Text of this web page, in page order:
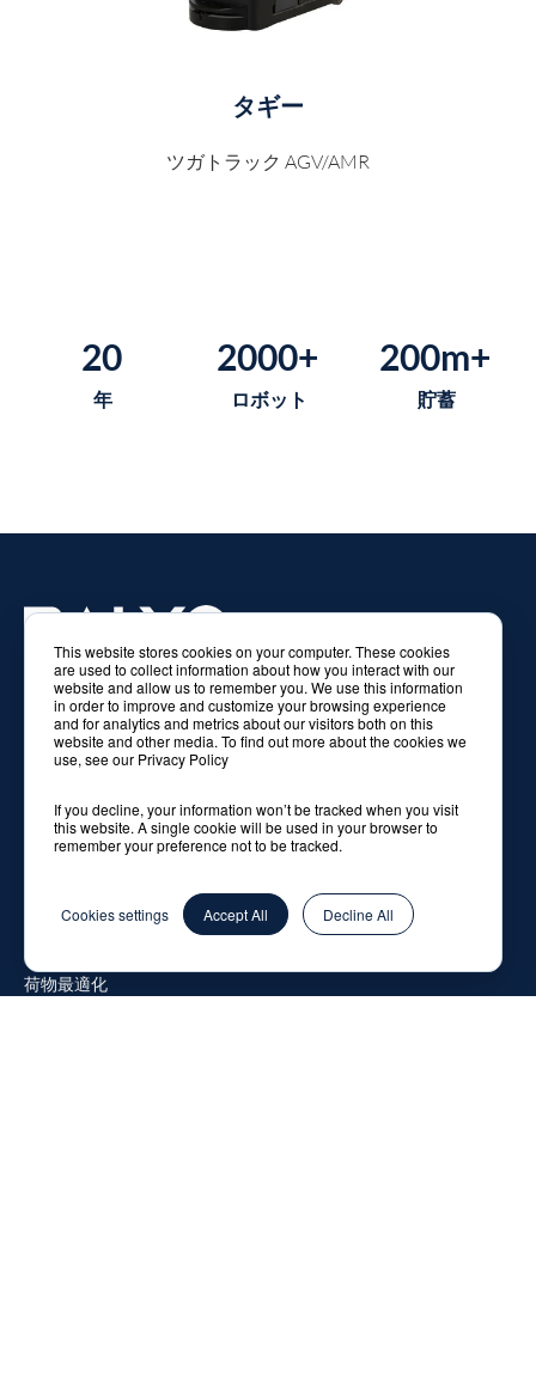
This website stores cookies on your computer. These cookies
are used to collect information about how you interact with our
website and allow us to remember you. We use this information
in order to improve and customize your browsing experience
and for analytics and metrics about our visitors both on this
website and other media. To find out more about the cookies we
use, see our Privacy Policy
If you decline, your information won’t be tracked when you visit
this website. A single cookie will be used in your browser to
remember your preference not to be tracked.
Cookies settings Accept All Decline All
タギー
ツガトラック AGV/AMR
20
年
2000+
ロボット
200m+
貯蓄
荷物搬送のための自律ロボット
インテリジェントなロボットで、Z荷物搬送の工程を自動
化し、物流の現場を革新します
テクノロジー
ナビゲーションのスマート管理
荷物最適化